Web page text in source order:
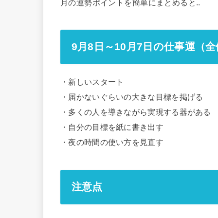
月の運勢ポイントを簡単にまとめると..
9月8日～10月7日の仕事運（全
・新しいスタート
・届かないぐらいの大きな目標を掲げる
・多くの人を導きながら実現する器がある
・自分の目標を紙に書き出す
・夜の時間の使い方を見直す
注意点